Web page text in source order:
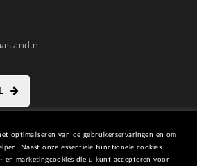
optimaliseren van de gebruikerservaringen en om
Naast onze essentiële functionele cookies
en marketingcookies die u kunt accepteren voor